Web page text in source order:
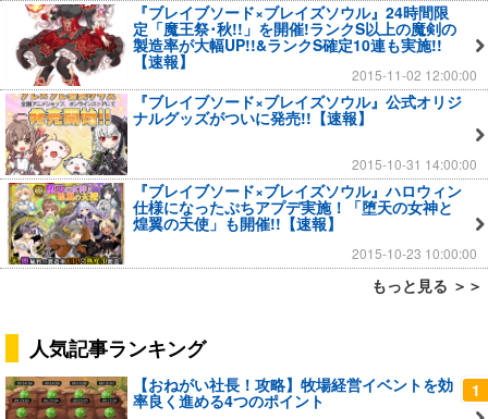
『ブレイブソード×ブレイズソウル』24時間限
定「魔王祭･秋!!」を開催!ランクS以上の魔剣の
製造率が大幅UP!!&ランクS確定10連も実施!!
【速報】
2015-11-02 12:00:00
『ブレイブソード×ブレイズソウル』公式オリジ
ナルグッズがついに発売!!【速報】
2015-10-31 14:00:00
『ブレイブソード×ブレイズソウル』ハロウィン
仕様になったぷちアプデ実施！「堕天の女神と
煌翼の天使」も開催!!【速報】
2015-10-23 10:00:00
もっと見る ＞＞
人気記事ランキング
1
【おねがい社長！攻略】牧場経営イベントを効
率良く進める4つのポイント